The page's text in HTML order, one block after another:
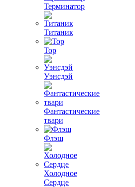
Терминатор
Титаник
Тор
Уэнсдэй
Фантастические
твари
Флэш
Холодное
Сердце